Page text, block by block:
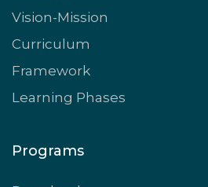
Vision-Mission
Curriculum
Framework
Learning Phases
Programs